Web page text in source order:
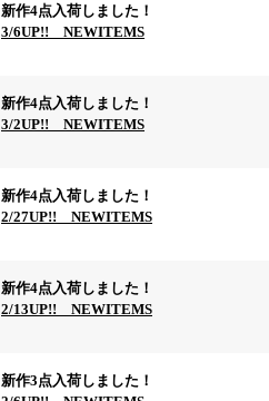
新作4点入荷しました！
3/6UP!! NEWITEMS
新作4点入荷しました！
3/2UP!! NEWITEMS
新作4点入荷しました！
2/27UP!! NEWITEMS
新作4点入荷しました！
2/13UP!! NEWITEMS
新作3点入荷しました！